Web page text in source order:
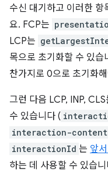
수신 대기하고 이러한 항
요. FCP는
LCP는
목으로 초기화할 수 있습
찬가지로 0으로 초기화
그런 다음 LCP, INP,
수 있습니다 (
interaction-
interactionId 는 앞
하는 데 사용할 수 있습니